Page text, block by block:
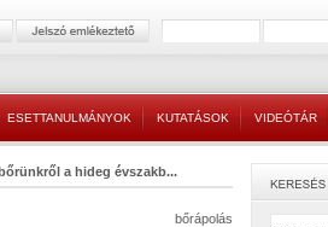
ESETTANULMÁNYOK KUTATÁSOK VIDEÓTÁR
a hideg évszakb...
bőrápolás